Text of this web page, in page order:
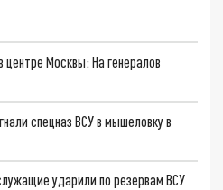
Москвы: На генералов
спецназ ВСУ в мышеловку в
ударили по резервам ВСУ